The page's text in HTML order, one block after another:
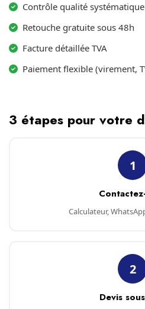
Contrôle qualité systématique
Retouche gratuite sous 48h
Facture détaillée TVA
Paiement flexible (virement,
3 étapes pour votre
1
Calculateur,
2
Devis